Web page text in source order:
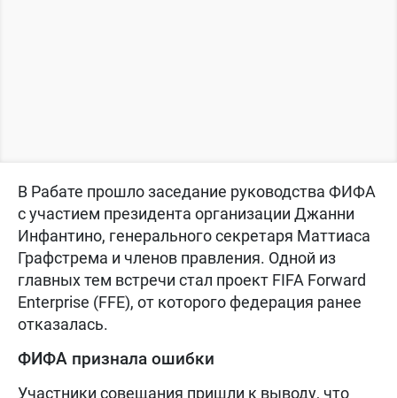
В Рабате прошло заседание руководства ФИФА
с участием президента организации Джанни
Инфантино, генерального секретаря Маттиаса
Графстрема и членов правления. Одной из
главных тем встречи стал проект FIFA Forward
Enterprise (FFE), от которого федерация ранее
отказалась.
ФИФА признала ошибки
Участники совещания пришли к выводу, что